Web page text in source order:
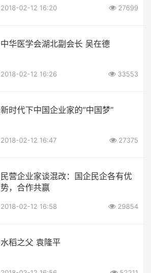
2018-02-12 16:20 27699
中华医学会湖北副会长 吴在德
2018-02-12 16:26 33553
新时代下中国企业家的“中国梦”
2018-02-12 16:47 27375
民营企业家谈混改：国企民企各有优
势，合作共赢
2018-02-12 16:58 29854
水稻之父 袁隆平